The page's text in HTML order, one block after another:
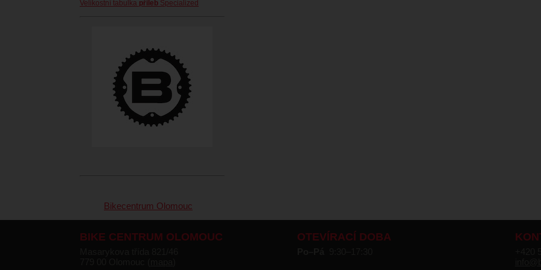
Velikostní tabulka přileb Specialized
Bikecentrum Olomouc
BIKE CENTRUM OLOMOUC OTEVÍRACÍ DOBA